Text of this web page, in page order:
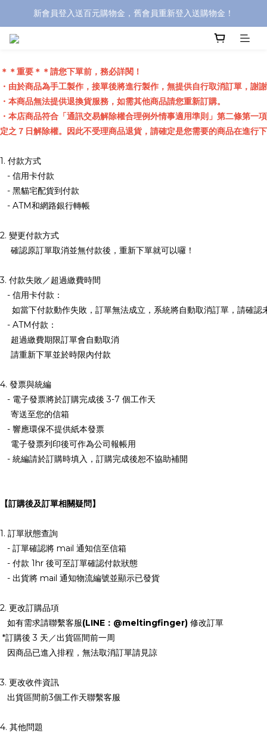
宅配首購限定!買4入馬卡龍禮盒就送杜拜巧克力！
新會員登入送百元購物金，舊會員重新登入送購物金！
宅配首購限定!買4入馬卡龍禮盒就送杜拜巧克力！
＊＊重要＊＊請您下單前，務必詳閱！
・由於商品為手工製作，接單後將進行製作，無提供自行取消訂單，謝
・本商品無法提供退換貨服務，如需其他商品請您重新訂購。
・本店商品符合「通訊交易解除權合理例外情事適用準則」第二條第
定之７日解除權。因此不受理商品退貨，請確定是您需要的商品在進行
1. 付款方式
- 信用卡付款
- 黑貓宅配貨到付款
- ATM和網路銀行轉帳
2. 變更付款方式
確認原訂單取消並無付款後，重新下單就可以囉！
3. 付款失敗／超過繳費時間
- 信用卡付款：
如當下付款動作失敗，訂單無法成立，系統將自動取消訂單，請確認
- ATM付款：
超過繳費期限訂單會自動取消
請重新下單並於時限內付款
4. 發票與統編
- 電子發票將於訂購完成後 3-7 個工作天
寄送至您的信箱
- 響應環保不提供紙本發票
電子發票列印後可作為公司報帳用
- 統編請於訂購時填入，訂購完成後恕不協助補開
【訂購後及訂單相關疑問】
1. 訂單狀態查詢
- 訂單確認將 mail 通知信至信箱
- 付款 1hr 後可至訂單確認付款狀態
- 出貨將 mail 通知物流編號並顯示已發貨
2. 更改訂購品項
如有需求請聯繫客服(LINE：@meltingfinger) 修改訂單
*訂購後 3 天／出貨區間前一周
因商品已進入排程，無法取消訂單請見諒
3. 更改收件資訊
出貨區間前3個工作天聯繫客服
4. 其他問題